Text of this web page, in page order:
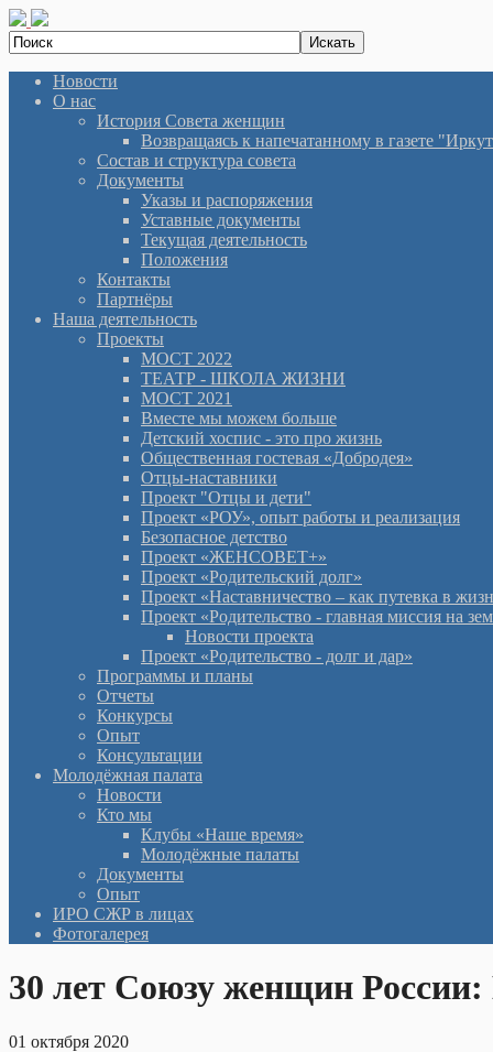
Новости
О нас
История Cовета женщин
Возвращаясь к напечатанному в газете
Состав и структура совета
Документы
Указы и распоряжения
Уставные документы
Текущая деятельность
Положения
Контакты
Партнёры
Наша деятельность
Проекты
МОСТ 2022
ТЕАТР - ШКОЛА ЖИЗНИ
МОСТ 2021
Вместе мы можем больше
Детский хоспис - это про жизнь
Общественная гостевая «Добродея»
Отцы-наставники
Проект "Отцы и дети"
Проект «РОУ», опыт работы и реализация
Безопасное детство
Проект «ЖЕНСОВЕТ+»
Проект «Родительский долг»
Проект «Наставничество – как путевка в
Проект «Родительство - главная миссия на
Новости проекта
Проект «Родительство - долг и дар»
Программы и планы
Отчеты
Конкурсы
Опыт
Консультации
Молодёжная палата
Новости
Кто мы
Клубы «Наше время»
Молодёжные палаты
Документы
Опыт
ИРО СЖР в лицах
Фотогалерея
30 лет Союзу женщин
01 октября 2020